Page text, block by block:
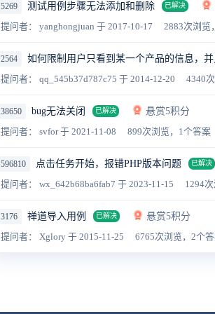
5269 测试用例步骤无法添加和删除 已解决
提问者： yanghongjuan 于 2017-10-17 2883次浏览
2564 如何限制用户只看到某一个产品的信息，
提问者： qq_545b37d787c75 于 2014-12-20 4340
38650 bug无法关闭 已解决
悬赏5积分
提问者： svfor于 2021-11-08 899次浏览，1个答案
596810 点击任务开始，报错PHP版本问题 已解决
提问者： wx_642b68ba6fab7 于 2023-11-15 1294
3176 禅道导入用例 已解决
悬赏5积分
提问者： Xglory 于 2015-11-25 6765次浏览，2个